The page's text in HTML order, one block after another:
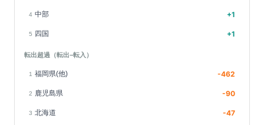
4 中部 +1
5 四国 +1
転出超過（転出−転入）
1 福岡県(他) -462
2 鹿児島県 -90
3 北海道 -47